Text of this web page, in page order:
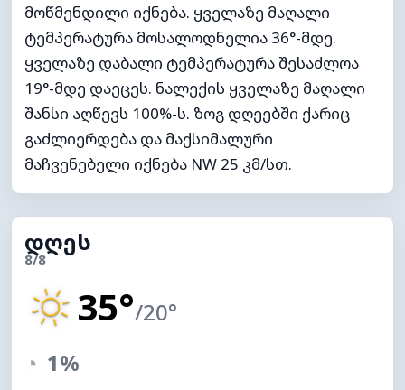
მოწმენდილი იქნება. ყველაზე მაღალი
ტემპერატურა მოსალოდნელია 36°-მდე.
ყველაზე დაბალი ტემპერატურა შესაძლოა
19°-მდე დაეცეს. ნალექის ყველაზე მაღალი
შანსი აღწევს 100%-ს. ზოგ დღეებში ქარიც
გაძლიერდება და მაქსიმალური
მაჩვენებელი იქნება NW 25 კმ/სთ.
დღეს
8/8
35°/20°
◔ 1%